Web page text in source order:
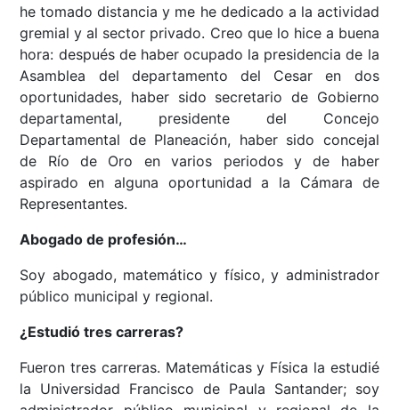
he tomado distancia y me he dedicado a la actividad
gremial y al sector privado. Creo que lo hice a buena
hora: después de haber ocupado la presidencia de la
Asamblea del departamento del Cesar en dos
oportunidades, haber sido secretario de Gobierno
departamental, presidente del Concejo
Departamental de Planeación, haber sido concejal
de Río de Oro en varios periodos y de haber
aspirado en alguna oportunidad a la Cámara de
Representantes.
Abogado de profesión…
Soy abogado, matemático y físico, y administrador
público municipal y regional.
¿Estudió tres carreras?
Fueron tres carreras. Matemáticas y Física la estudié
la Universidad Francisco de Paula Santander; soy